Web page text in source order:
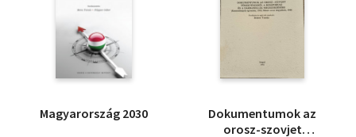
Magyarország 2030
Dokumentumok az
orosz-szovjet